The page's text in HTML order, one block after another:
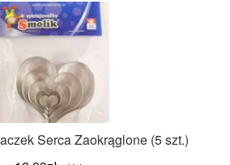
Serca Zaokrąglone (5 szt.)